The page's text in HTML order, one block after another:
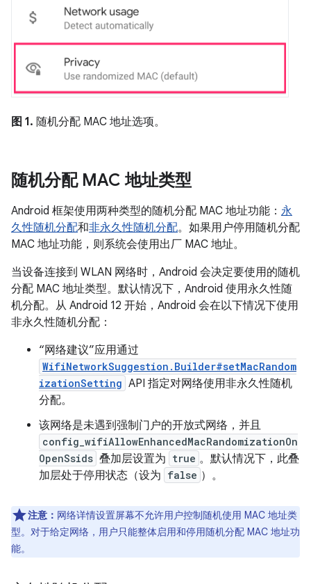
图 1. 随机分配 MAC 地址选项。
随机分配 MAC 地址类型
Android 框架使用两种类型的随机分配 MAC 地址功能： 永
久性随机分配和非永久性随机分配。 如果用户停用随机分配
MAC 地址功能，则系统会使用出厂 MAC 地址。
当设备连接到 WLAN 网络时，Android 会决定要使用的随机
分配 MAC 地址类型。默认情况下，Android 使用永久性随
机分配。从 Android 12 开始，Android 会在以下情况下使用
非永久性随机分配：
“网络建议”应用通过
WifiNetworkSuggestion.Builder#setMacRandom
izationSetting API 指定对网络使用非永久性随机
分配。
该网络是未遇到强制门户的开放式网络，并且
config_wifiAllowEnhancedMacRandomizationOn
OpenSsids 叠加层设置为 true 。默认情况下，此叠
加层处于停用状态（设为 false ）。
注意： 网络详情设置屏幕不允许用户控制随机使用 MAC 地址类
型。对于给定网络，用户只能整体启用和停用随机分配 MAC 地址功
能。